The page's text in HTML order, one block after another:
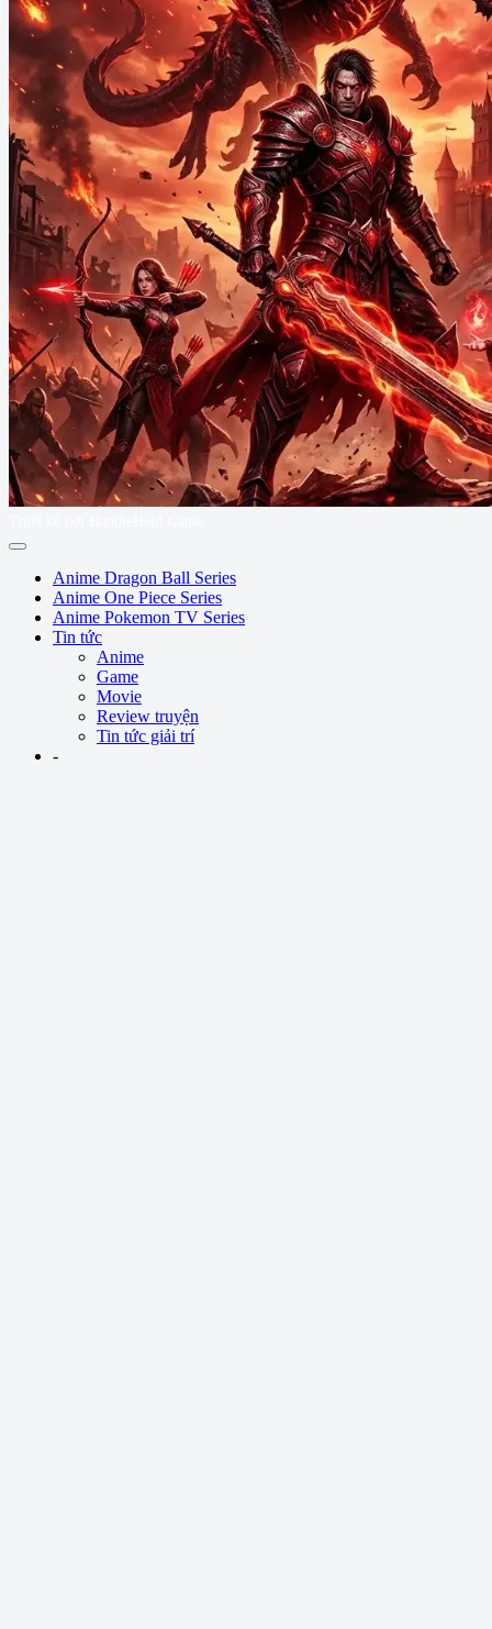
Anime Dragon Ball Series
Anime One Piece Series
Anime Pokemon TV Series
Tin tức
Anime
Game
Movie
Review truyện
Tin tức giải trí
-